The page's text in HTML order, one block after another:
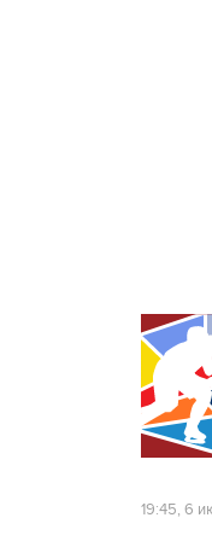
19:45, 6